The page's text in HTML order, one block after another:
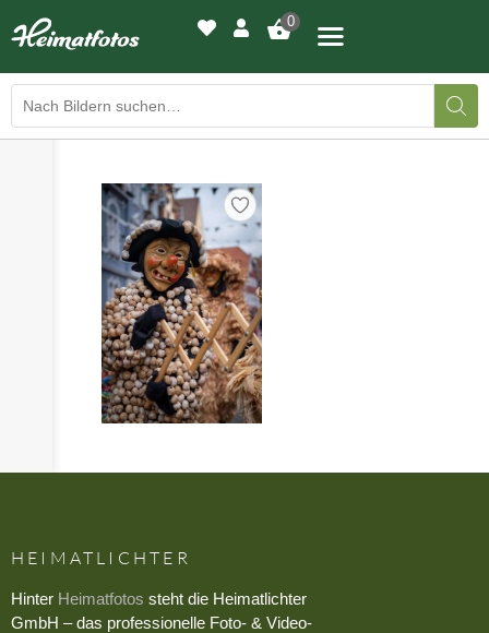
0
BILDERGALERIE
DRUCKQUALITÄTEN
LED-LEUCHTBILDER
WIR DRUCKEN IHR BILD
AUSSTELLUNGEN
HEIMATLICHTER
KONTAKT
HEIMATLICHTER
Hinter Heimatfotos steht die Heimatlichter
GmbH – das professionelle Foto- & Video-